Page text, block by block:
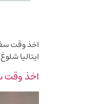
اخذ وقت
ایتالیا
اخذ وقت